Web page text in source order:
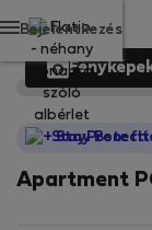
Bejelentkezés
Apartment